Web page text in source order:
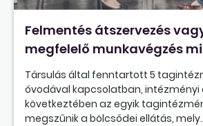
Felmentés átszervezés
megfelelő munkavégzés
Társulás által fenntartott 5
óvodával kapcsolatban, intézményi
következtében az egyik
megszűnik a bölcsődei ellátás,